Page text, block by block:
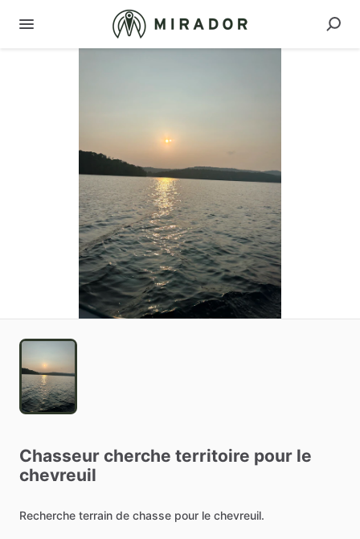
Chasseur cherche territoire pour le
chevreuil
Recherche terrain de chasse pour le chevreuil.